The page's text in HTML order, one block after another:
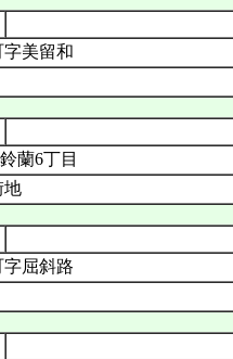
字美留和
蘭6丁目
地
字屈斜路